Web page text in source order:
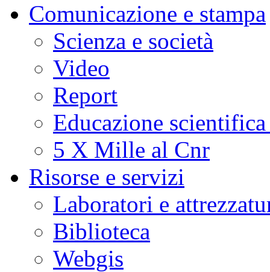
Comunicazione e stampa
Scienza e società
Video
Report
Educazione
5 X Mille al Cnr
Risorse e servizi
Laboratori e
Biblioteca
Webgis